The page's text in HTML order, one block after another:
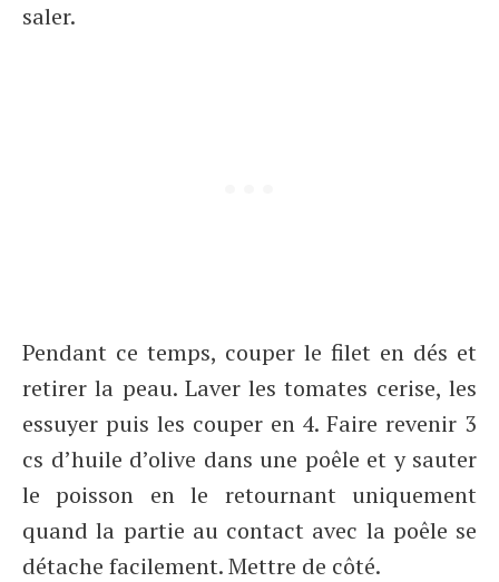
saler.
Pendant ce temps, couper le filet en dés et
retirer la peau. Laver les tomates cerise, les
essuyer puis les couper en 4. Faire revenir 3
cs d’huile d’olive dans une poêle et y sauter
le poisson en le retournant uniquement
quand la partie au contact avec la poêle se
détache facilement. Mettre de côté.